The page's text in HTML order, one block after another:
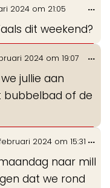
2024 om 21:05
dit weekend?
...
2024 om 19:07
jullie aan
bubbelbad of de
...
2024 om 15:31
naar mill
dat we rond
...